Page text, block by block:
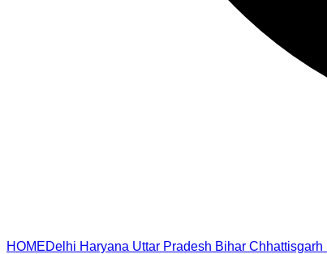
HOMEDelhi Haryana Uttar Pradesh Bihar Chhattisgarh